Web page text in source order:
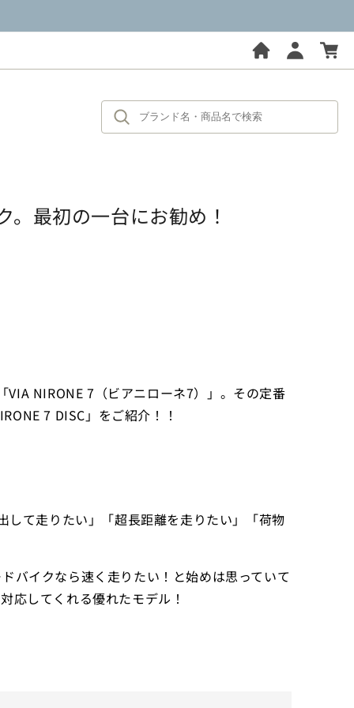
最初の一台にお勧め！
NIRONE 7（ビアニローネ7）」。その定番
7 DISC」をご紹介！！
して走りたい」「超長距離を走りたい」「荷物
バイクなら速く走りたい！と始めは思っていて
応してくれる優れたモデル！